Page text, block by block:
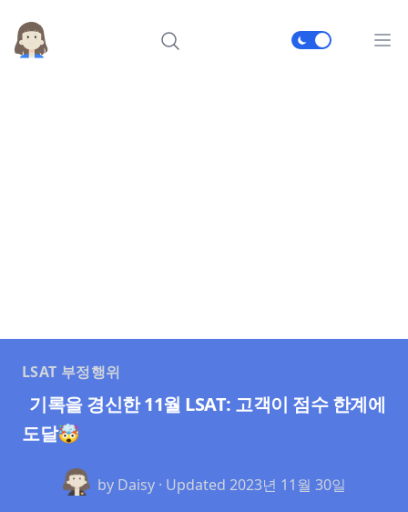
메
LSAT 부정행위
기록을 경신한 11월 LSAT: 고객이 점수 한계에
도달🤯
by Daisy · Updated 2023년 11월 30일